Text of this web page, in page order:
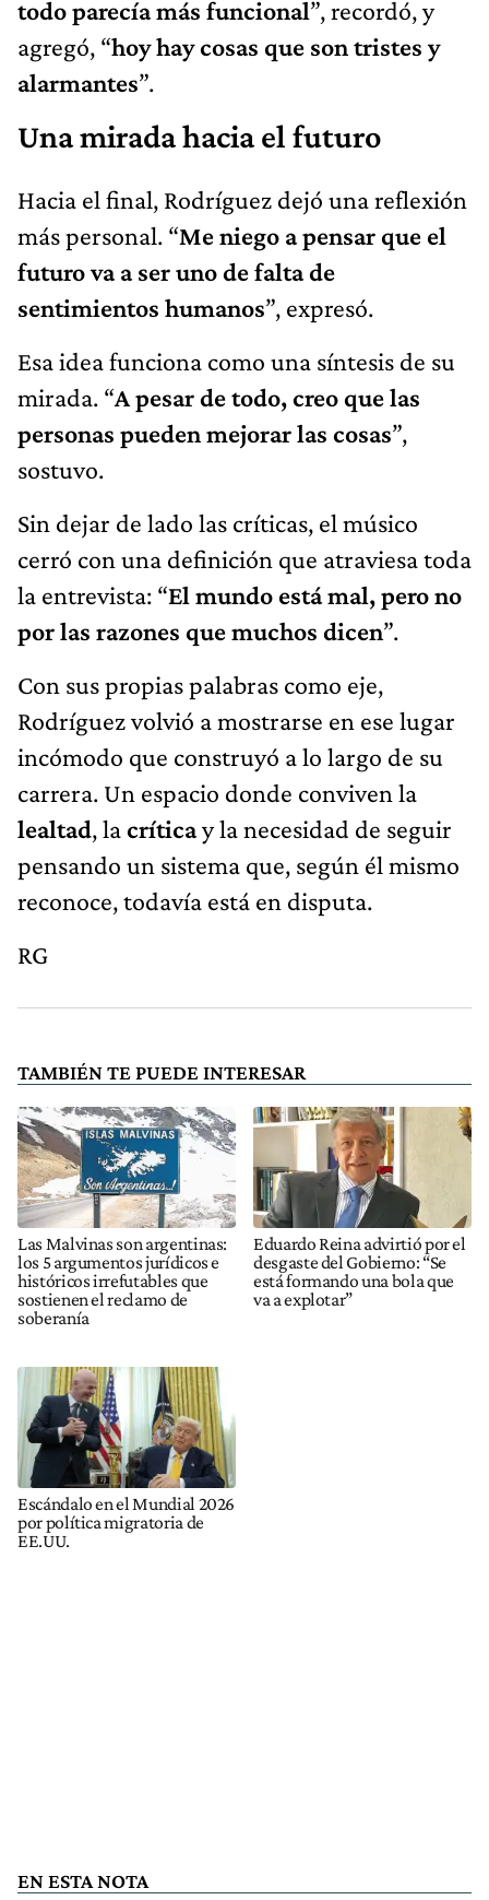
todo parecía más funcional”, recordó, y
agregó, “hoy hay cosas que son tristes y
alarmantes”.
Una mirada hacia el futuro
Hacia el final, Rodríguez dejó una reflexión
más personal. “Me niego a pensar que el
futuro va a ser uno de falta de
sentimientos humanos”, expresó.
Esa idea funciona como una síntesis de su
mirada. “A pesar de todo, creo que las
personas pueden mejorar las cosas”,
sostuvo.
Sin dejar de lado las críticas, el músico
cerró con una definición que atraviesa toda
la entrevista: “El mundo está mal, pero no
por las razones que muchos dicen”.
Con sus propias palabras como eje,
Rodríguez volvió a mostrarse en ese lugar
incómodo que construyó a lo largo de su
carrera. Un espacio donde conviven la
lealtad, lacríticay la necesidad de seguir
pensando un sistema que, según él mismo
reconoce, todavía está en disputa.
RG
TAMBIÉN TE PUEDE INTERESAR
Las Malvinas son argentinas:
los 5 argumentos jurídicos e
históricos irrefutables que
sostienen el reclamo de
soberanía
Eduardo Reina advirtió por el
desgaste del Gobierno: “Se
está formando una bola que
va a explotar”
Escándalo en el Mundial 2026
por política migratoria de
EE.UU.
EN ESTA NOTA